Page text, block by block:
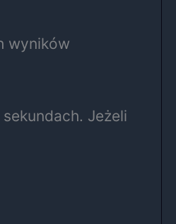
wyników
Jeżeli